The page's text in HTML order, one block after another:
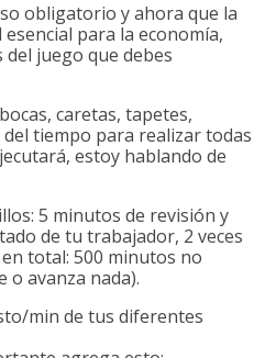
obligatorio y ahora que la
para la economía,
juego que debes
caretas, tapetes,
tiempo para realizar todas
estoy hablando de
5 minutos de revisión y
de tu trabajador, 2 veces
total: 500 minutos no
o avanza nada).
min de tus diferentes